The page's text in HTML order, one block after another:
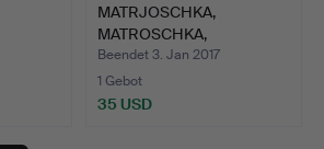
MATRJOSCHKA,
MATROSCHKA,
RUSSLAND 70ER JAH…
Beendet 3. Jan 2017
1 Gebot
35 USD